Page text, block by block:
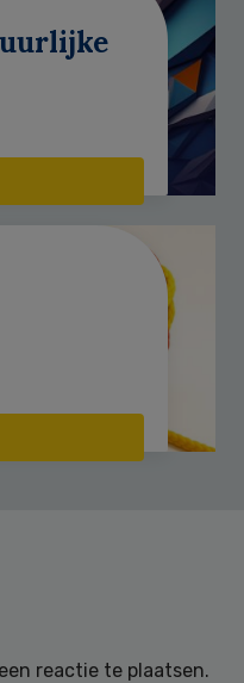
reactie te plaatsen.